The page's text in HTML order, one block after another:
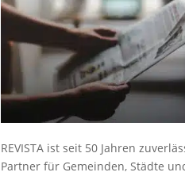
REVISTA ist seit 50 Jahren
Partner für Gemeinden, Städte